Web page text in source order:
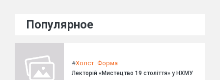
Популярное
#Холст. Форма
Лекторій «Мистецтво 19 століття» у НХМУ